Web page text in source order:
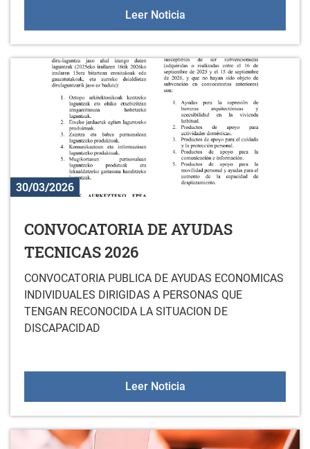
Leer NoticiaNuevos libros en la
30/03/2026
CONVOCATORIA DE AYUDAS
TECNICAS 2026
CONVOCATORIA PUBLICA DE AYUDAS ECONOMICAS
INDIVIDUALES DIRIGIDAS A PERSONAS QUE
TENGAN RECONOCIDA LA SITUACION DE
DISCAPACIDAD
Leer NoticiaCONVOCATORIA DE